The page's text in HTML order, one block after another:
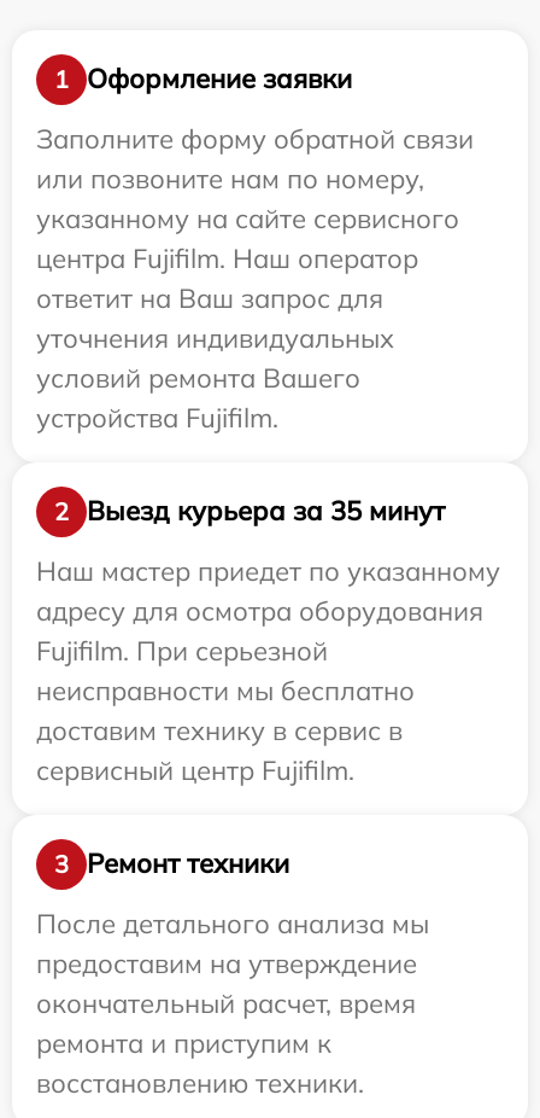
1
Оформление заявки
Заполните форму обратной связи
или позвоните нам по номеру,
указанному на сайте сервисного
центра Fujifilm. Наш оператор
ответит на Ваш запрос для
уточнения индивидуальных
условий ремонта Вашего
устройства Fujifilm.
2
Выезд курьера за 35 минут
Наш мастер приедет по указанному
адресу для осмотра оборудования
Fujifilm. При серьезной
неисправности мы бесплатно
доставим технику в сервис в
сервисный центр Fujifilm.
3
Ремонт техники
После детального анализа мы
предоставим на утверждение
окончательный расчет, время
ремонта и приступим к
восстановлению техники.